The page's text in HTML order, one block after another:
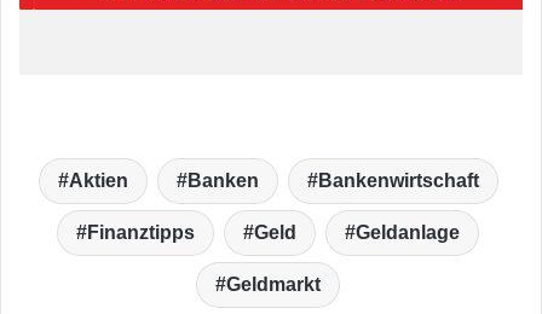
Aktien Banken Bankenwirtschaft
Finanztipps Geld Geldanlage
Geldmarkt